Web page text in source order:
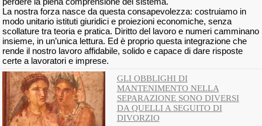
La nostra forza nasce da questa consapevolezza: costruiamo in
modo unitario istituti giuridici e proiezioni economiche, senza
scollature tra teoria e pratica. Diritto del lavoro e numeri camminano
insieme, in un’unica lettura. Ed è proprio questa integrazione che
rende il nostro lavoro affidabile, solido e capace di dare risposte
certe a lavoratori e imprese.
GLI OBBLIGHI DI
MANTENIMENTO NELLA
SEPARAZIONE SONO DIVERSI
DA QUELLI A SEGUITO DI
DIVORZIO